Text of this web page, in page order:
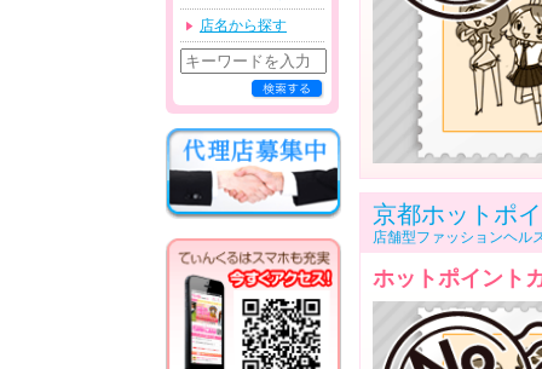
京都ホットポ
店舗型ファッションヘル
ホットポイント
店名から探す